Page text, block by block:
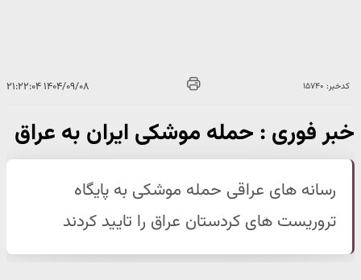
کدخبر: ۱۵۷۴۰ ۱۴۰۴/۰۹/۰۸ ۲۱:۲۲:۰۴
خبر فوری : حمله موشکی ایران به عراق
رسانه های عراقی حمله موشکی به پایگاه
تروریست های کردستان عراق را تایید کردند